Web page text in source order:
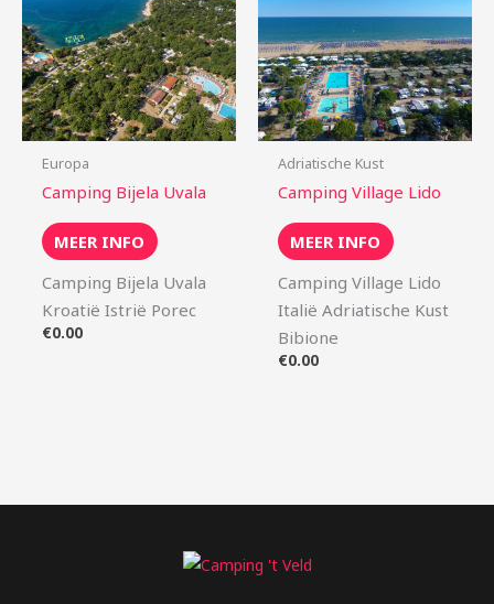
Europa
Camping Bijela Uvala
MEER INFO
Camping Bijela Uvala
Kroatië Istrië Porec
€0.00
Adriatische Kust
Camping Village Lido
MEER INFO
Camping Village Lido
Italië Adriatische Kust
Bibione
€0.00